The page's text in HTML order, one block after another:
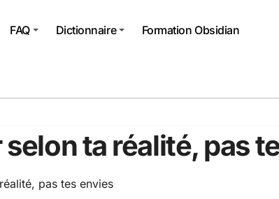
FAQ Dictionnaire Formation Obsidian
ta réalité, pas
pas tes envies